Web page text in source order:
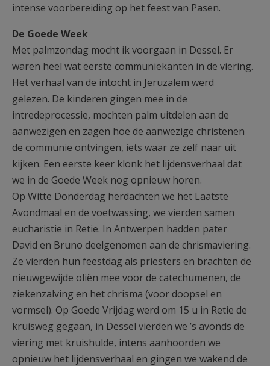
intense voorbereiding op het feest van Pasen.
De Goede Week
Met palmzondag mocht ik voorgaan in Dessel. Er
waren heel wat eerste communiekanten in de viering.
Het verhaal van de intocht in Jeruzalem werd
gelezen. De kinderen gingen mee in de
intredeprocessie, mochten palm uitdelen aan de
aanwezigen en zagen hoe de aanwezige christenen
de communie ontvingen, iets waar ze zelf naar uit
kijken. Een eerste keer klonk het lijdensverhaal dat
we in de Goede Week nog opnieuw horen.
Op Witte Donderdag herdachten we het Laatste
Avondmaal en de voetwassing, we vierden samen
eucharistie in Retie. In Antwerpen hadden pater
David en Bruno deelgenomen aan de chrismaviering.
Ze vierden hun feestdag als priesters en brachten de
nieuwgewijde oliën mee voor de catechumenen, de
ziekenzalving en het chrisma (voor doopsel en
vormsel). Op Goede Vrijdag werd om 15 u in Retie de
kruisweg gegaan, in Dessel vierden we ’s avonds de
viering met kruishulde, intens aanhoorden we
opnieuw het lijdensverhaal en gingen we wakend de